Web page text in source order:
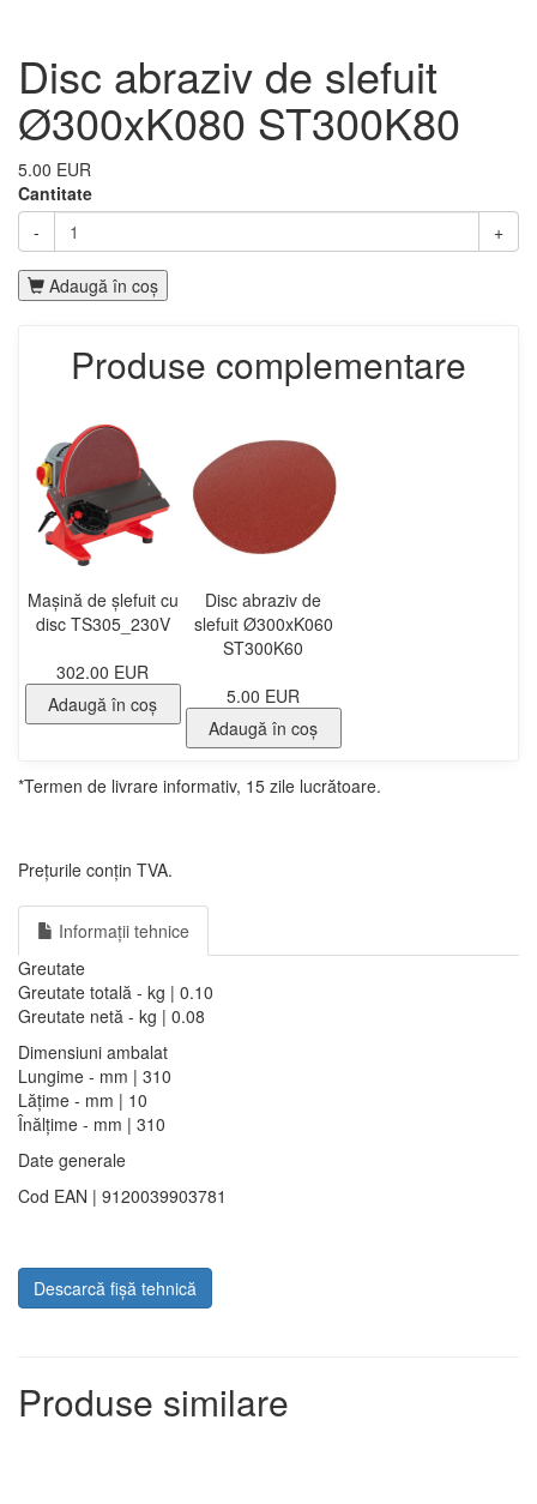
Disc abraziv de slefuit
Ø300xK080 ST300K80
5.00 EUR
Cantitate
-
+
Adaugă în coş
Produse complementare
Mașină de șlefuit cu
disc TS305_230V
302.00 EUR
Adaugă în coş
Disc abraziv de
slefuit Ø300xK060
ST300K60
5.00 EUR
Adaugă în coş
*Termen de livrare informativ, 15 zile lucrătoare.
Prețurile conțin TVA.
Informații tehnice
Greutate
Greutate totală - kg | 0.10
Greutate netă - kg | 0.08
Dimensiuni ambalat
Lungime - mm | 310
Lățime - mm | 10
Înălțime - mm | 310
Date generale
Cod EAN | 9120039903781
Descarcă fișă tehnică
Produse similare